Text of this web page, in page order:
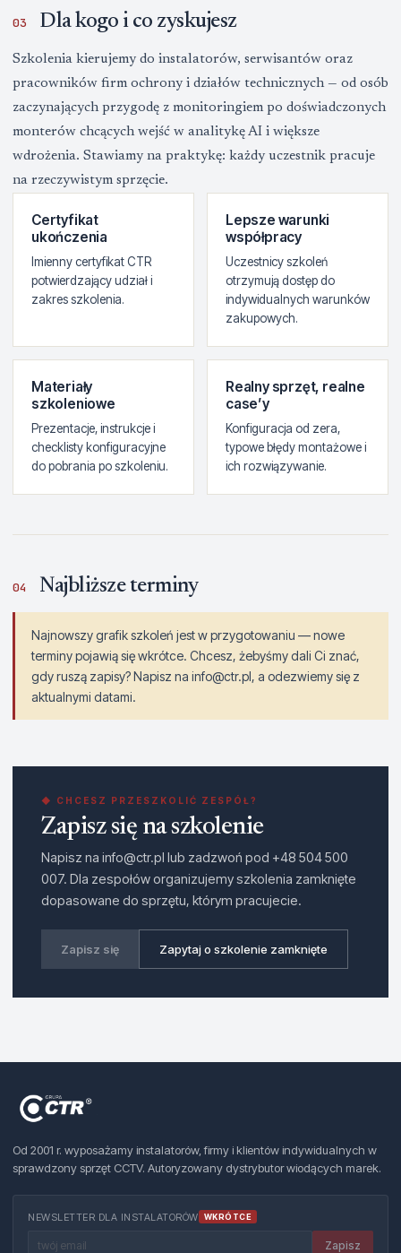
03 Dla kogo i co zyskujesz
Szkolenia kierujemy do instalatorów, serwisantów oraz
pracowników firm ochrony i działów technicznych — od osób
zaczynających przygodę z monitoringiem po doświadczonych
monterów chcących wejść w analitykę AI i większe
wdrożenia. Stawiamy na praktykę: każdy uczestnik pracuje
na rzeczywistym sprzęcie.
Certyfikat
ukończenia
Imienny certyfikat CTR
potwierdzający udział i
zakres szkolenia.
Lepsze warunki
współpracy
Uczestnicy szkoleń
otrzymują dostęp do
indywidualnych warunków
zakupowych.
Materiały
szkoleniowe
Prezentacje, instrukcje i
checklisty konfiguracyjne
do pobrania po szkoleniu.
Realny sprzęt, realne
case’y
Konfiguracja od zera,
typowe błędy montażowe i
ich rozwiązywanie.
04 Najbliższe terminy
Najnowszy grafik szkoleń jest w przygotowaniu — nowe
terminy pojawią się wkrótce. Chcesz, żebyśmy dali Ci znać,
gdy ruszą zapisy? Napisz na info@ctr.pl, a odezwiemy się z
aktualnymi datami.
◆ CHCESZ PRZESZKOLIĆ ZESPÓŁ?
Zapisz się na szkolenie
Napisz na info@ctr.pl lub zadzwoń pod +48 504 500
007. Dla zespołów organizujemy szkolenia zamknięte
dopasowane do sprzętu, którym pracujecie.
Zapisz się Zapytaj o szkolenie zamknięte
Od 2001 r. wyposażamy instalatorów, firmy i klientów indywidualnych w
sprawdzony sprzęt CCTV. Autoryzowany dystrybutor wiodących marek.
NEWSLETTER DLA INSTALATORÓW WKRÓTCE
Zapisz